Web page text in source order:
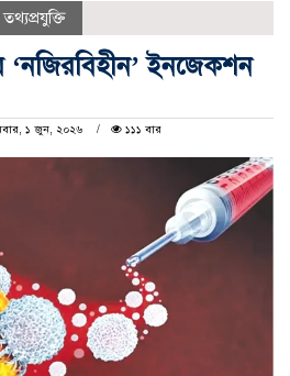
,তথ্যপ্রযুক্তি
‘নজিরবিহীন’ ইনজেকশন
১ জুন, ২০২৬
১১১ বার